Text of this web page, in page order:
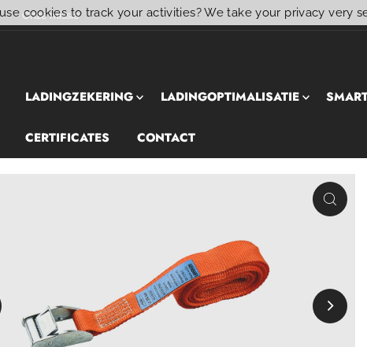
Onze missie
LADINGZEKERING LADINGOPTIMALISATIE
CERTIFICATES CONTACT
cookies to track your activities? We take your privacy very